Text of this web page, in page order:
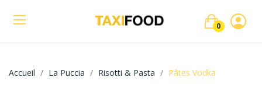
0
Accueil La Puccia Risotti & Pasta Pâtes Vodka